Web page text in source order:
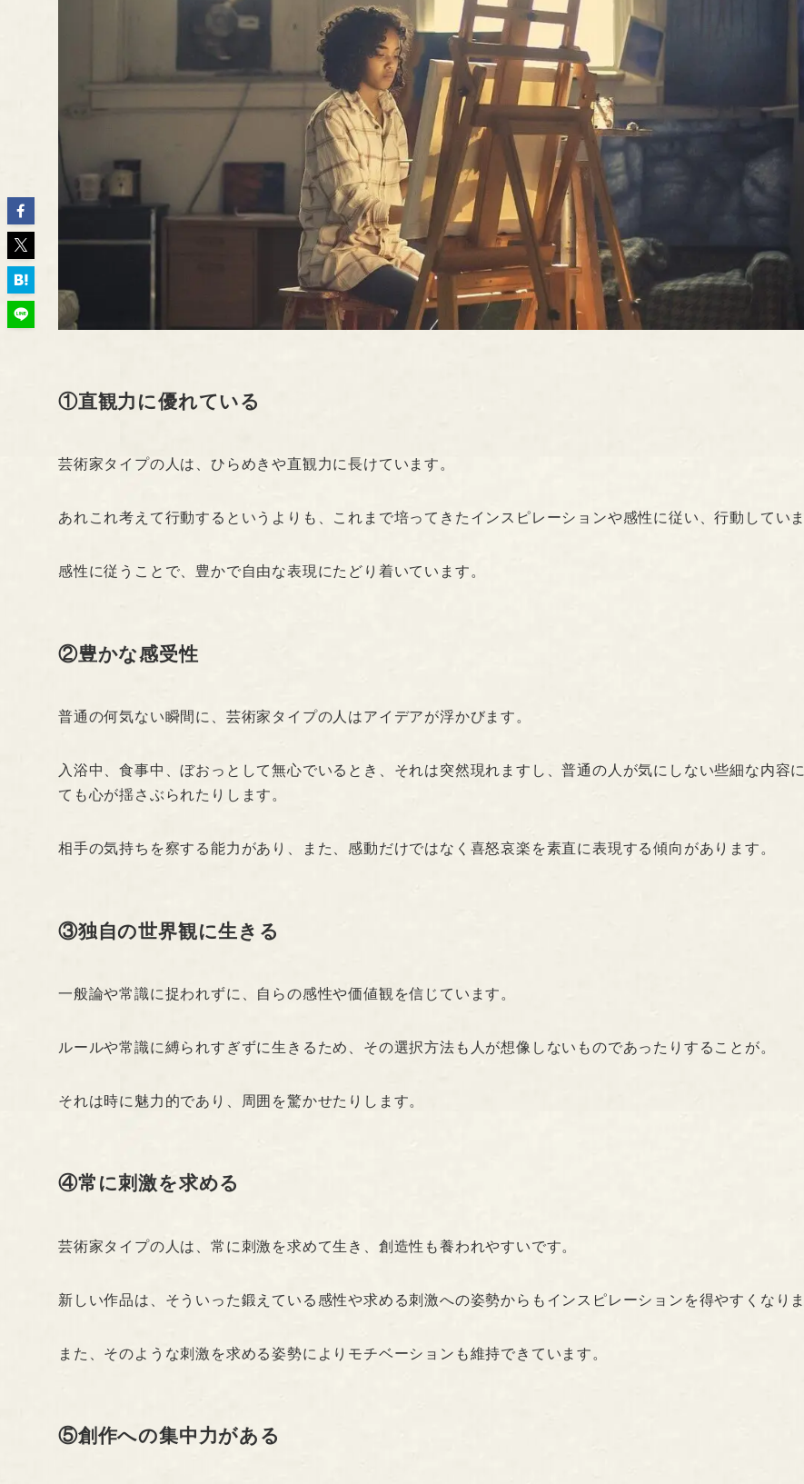
①直観力に優れている
芸術家タイプの人は、ひらめきや直観力に長けています。
あれこれ考えて行動するというよりも、これまで培ってきたインスピレーションや感性に従い、行動していま
感性に従うことで、豊かで自由な表現にたどり着いています。
②豊かな感受性
普通の何気ない瞬間に、芸術家タイプの人はアイデアが浮かびます。
入浴中、食事中、ぼおっとして無心でいるとき、それは突然現れますし、普通の人が気にしない些細な内容
ても心が揺さぶられたりします。
相手の気持ちを察する能力があり、また、感動だけではなく喜怒哀楽を素直に表現する傾向があります。
③独自の世界観に生きる
一般論や常識に捉われずに、自らの感性や価値観を信じています。
ルールや常識に縛られすぎずに生きるため、その選択方法も人が想像しないものであったりすることが。
それは時に魅力的であり、周囲を驚かせたりします。
④常に刺激を求める
芸術家タイプの人は、常に刺激を求めて生き、創造性も養われやすいです。
新しい作品は、そういった鍛えている感性や求める刺激への姿勢からもインスピレーションを得やすくなりま
また、そのような刺激を求める姿勢によりモチベーションも維持できています。
⑤創作への集中力がある